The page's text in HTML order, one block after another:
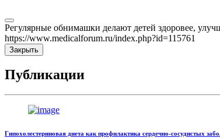
Регулярные обнимашки делают детей здоровее,
https://www.medicalforum.ru/index.php?id=115761
Закрыть
Публикации
Гипохолестериновая диета как профилактика сердечно-сосудистых